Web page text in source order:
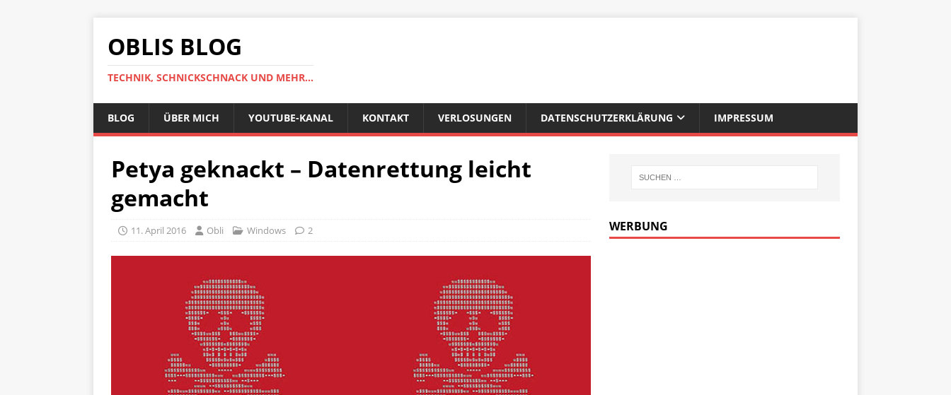
OBLIS BLOG
TECHNIK, SCHNICKSCHNACK UND MEHR...
BLOG ÜBER MICH YOUTUBE-KANAL KONTAKT VERLOSUNGEN DATENSCHUTZERKLÄRUNG IMPRESSUM
Petya geknackt – Datenrettung leicht
gemacht
11. April 2016 Obli Windows 2 WERBUNG